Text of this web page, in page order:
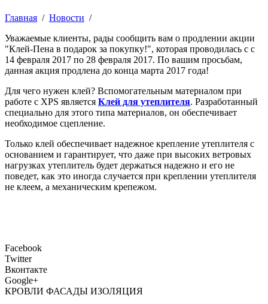
Главная / Новости /
Уважаемые клиенты, рады сообщить вам о продлении акции
"Клей-Пена в подарок за покупку!", которая проводилась с с
14 февраля 2017 по 28 февраля 2017. По вашим просьбам,
данная акция продлена до конца марта 2017 года!
Для чего нужен клей? Вспомогательным материалом при
работе с XPS является Клей для утеплителя. Разработанный
специально для этого типа материалов, он обеспечивает
необходимое сцепление.
Только клей обеспечивает надежное крепление утеплителя с
основанием и гарантирует, что даже при высоких ветровых
нагрузках утеплитель будет держаться надежно и его не
поведет, как это иногда случается при креплении утеплителя
не клеем, а механическим крепежом.
Facebook
Twitter
Вконтакте
Google+
КРОВЛИ ФАСАДЫ ИЗОЛЯЦИЯ